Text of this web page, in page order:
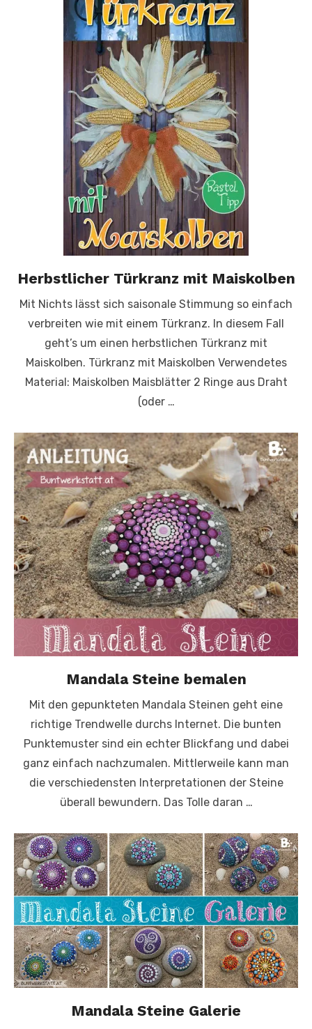
Herbstlicher Türkranz mit Maiskolben
Mit Nichts lässt sich saisonale Stimmung so einfach
verbreiten wie mit einem Türkranz. In diesem Fall
geht’s um einen herbstlichen Türkranz mit
Maiskolben. Türkranz mit Maiskolben Verwendetes
Material: Maiskolben Maisblätter 2 Ringe aus Draht
(oder …
Mandala Steine bemalen
Mit den gepunkteten Mandala Steinen geht eine
richtige Trendwelle durchs Internet. Die bunten
Punktemuster sind ein echter Blickfang und dabei
ganz einfach nachzumalen. Mittlerweile kann man
die verschiedensten Interpretationen der Steine
überall bewundern. Das Tolle daran …
Mandala Steine Galerie